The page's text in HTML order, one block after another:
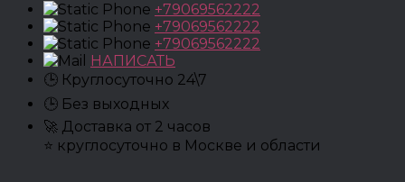
+79069562222
+79069562222
+79069562222
НАПИСАТЬ
🕒 Круглосуточно 24\7
🕒 Без выходных
🚀 Доставка от 2 часов
⭐ круглосуточно в Москве и области